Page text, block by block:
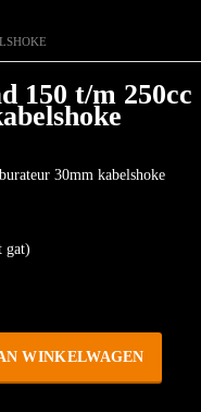
150 t/m 250cc
30mm kabelshoke
gat)
WINKELWAGEN